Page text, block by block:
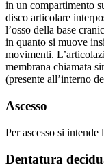
in un compartimento
disco articolare
l’osso della base
in quanto si muove
movimenti.
membrana chiamata
(presente all’interno
Ascesso
Per ascesso si
Dentatura